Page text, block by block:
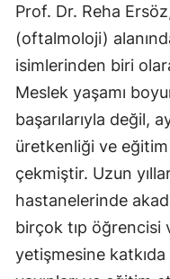
Prof. Dr. Reha
(oftalmoloji)
isimlerinden biri
Meslek yaşamı
başarılarıyla değil,
üretkenliği ve eğitim
çekmiştir. Uzun
hastanelerinde
birçok tıp öğrencisi
yetişmesine